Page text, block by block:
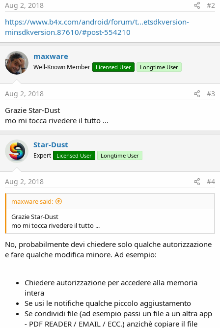
Aug 2, 2018 #2
https://www.b4x.com/android/forum/t...etsdkversion-
minsdkversion.87610/#post-554210
maxware
Well-Known Member Licensed User Longtime User
Aug 2, 2018 #3
Grazie Star-Dust
mo mi tocca rivedere il tutto ...
Star-Dust
Expert Licensed User Longtime User
Aug 2, 2018 #4
maxware said:
Grazie Star-Dust
mo mi tocca rivedere il tutto ...
No, probabilmente devi chiedere solo qualche autorizzazione
e fare qualche modifica minore. Ad esempio:
Chiedere autorizzazione per accedere alla memoria
intera
Se usi le notifiche qualche piccolo aggiustamento
Se condividi file (ad esempio passi un file a un altra app
- PDF READER / EMAIL / ECC.) anzichè copiare il file